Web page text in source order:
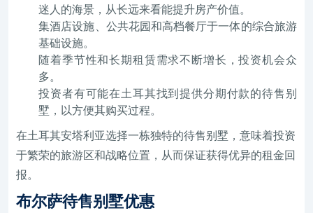
迷人的海景，从长远来看能提升房产价值。
集酒店设施、公共花园和高档餐厅于一体的综合旅游
基础设施。
随着季节性和长期租赁需求不断增长，投资机会众
多。
投资者有可能在土耳其找到提供分期付款的待售别
墅，以方便其购买过程。
在土耳其安塔利亚选择一栋独特的待售别墅，意味着投资
于繁荣的旅游区和战略位置，从而保证获得优异的租金回
报。
布尔萨待售别墅优惠